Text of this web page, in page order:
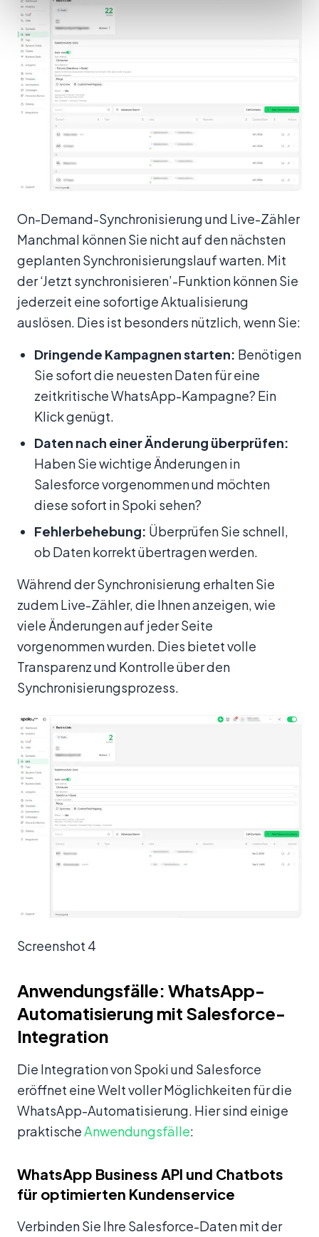
On-Demand-Synchronisierung und Live-Zähler
Manchmal können Sie nicht auf den nächsten
geplanten Synchronisierungslauf warten. Mit
der ‘Jetzt synchronisieren’-Funktion können Sie
jederzeit eine sofortige Aktualisierung
auslösen. Dies ist besonders nützlich, wenn Sie:
Dringende Kampagnen starten: Benötigen
Sie sofort die neuesten Daten für eine
zeitkritische WhatsApp-Kampagne? Ein
Klick genügt.
Daten nach einer Änderung überprüfen:
Haben Sie wichtige Änderungen in
Salesforce vorgenommen und möchten
diese sofort in Spoki sehen?
Fehlerbehebung: Überprüfen Sie schnell,
ob Daten korrekt übertragen werden.
Während der Synchronisierung erhalten Sie
zudem Live-Zähler, die Ihnen anzeigen, wie
viele Änderungen auf jeder Seite
vorgenommen wurden. Dies bietet volle
Transparenz und Kontrolle über den
Synchronisierungsprozess.
Screenshot 4
Anwendungsfälle: WhatsApp-
Automatisierung mit Salesforce-
Integration
Die Integration von Spoki und Salesforce
eröffnet eine Welt voller Möglichkeiten für die
WhatsApp-Automatisierung. Hier sind einige
praktischeAnwendungsfälle:
WhatsApp Business API und Chatbots
für optimierten Kundenservice
Verbinden Sie Ihre Salesforce-Daten mit der